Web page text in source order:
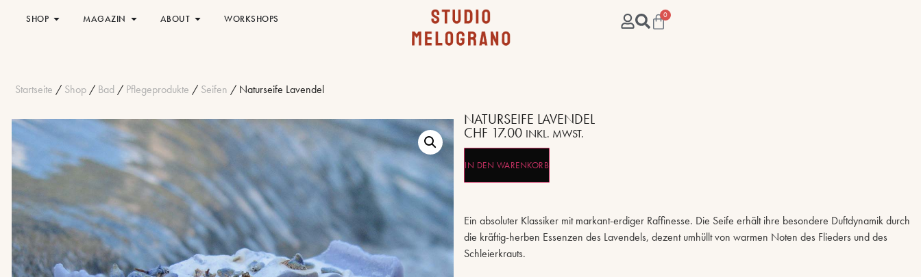
SHOP MAGAZIN ABOUT WORKSHOPS 0
Startseite / Shop / Bad / Pflegeprodukte / Seifen / Naturseife Lavendel
NATURSEIFE LAVENDEL
CHF 17.00 INKL. MWST.
IN DEN WARENKORB
Ein absoluter Klassiker mit markant-erdiger Raffinesse. Die Seife erhält ihre besondere Duftdynamik durch
die kräftig-herben Essenzen des Lavendels, dezent umhüllt von warmen Noten des Flieders und des
Schleierkrauts.